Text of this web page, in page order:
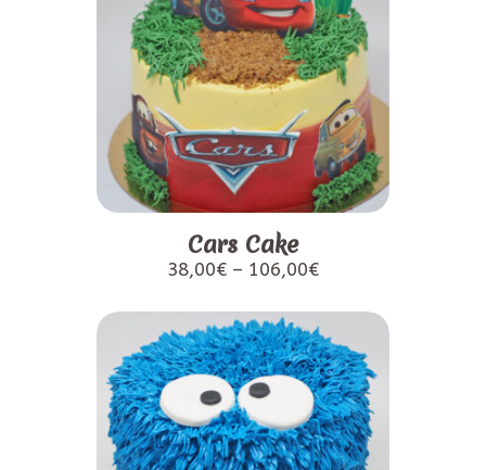
Cars Cake
38,00€ – 106,00€